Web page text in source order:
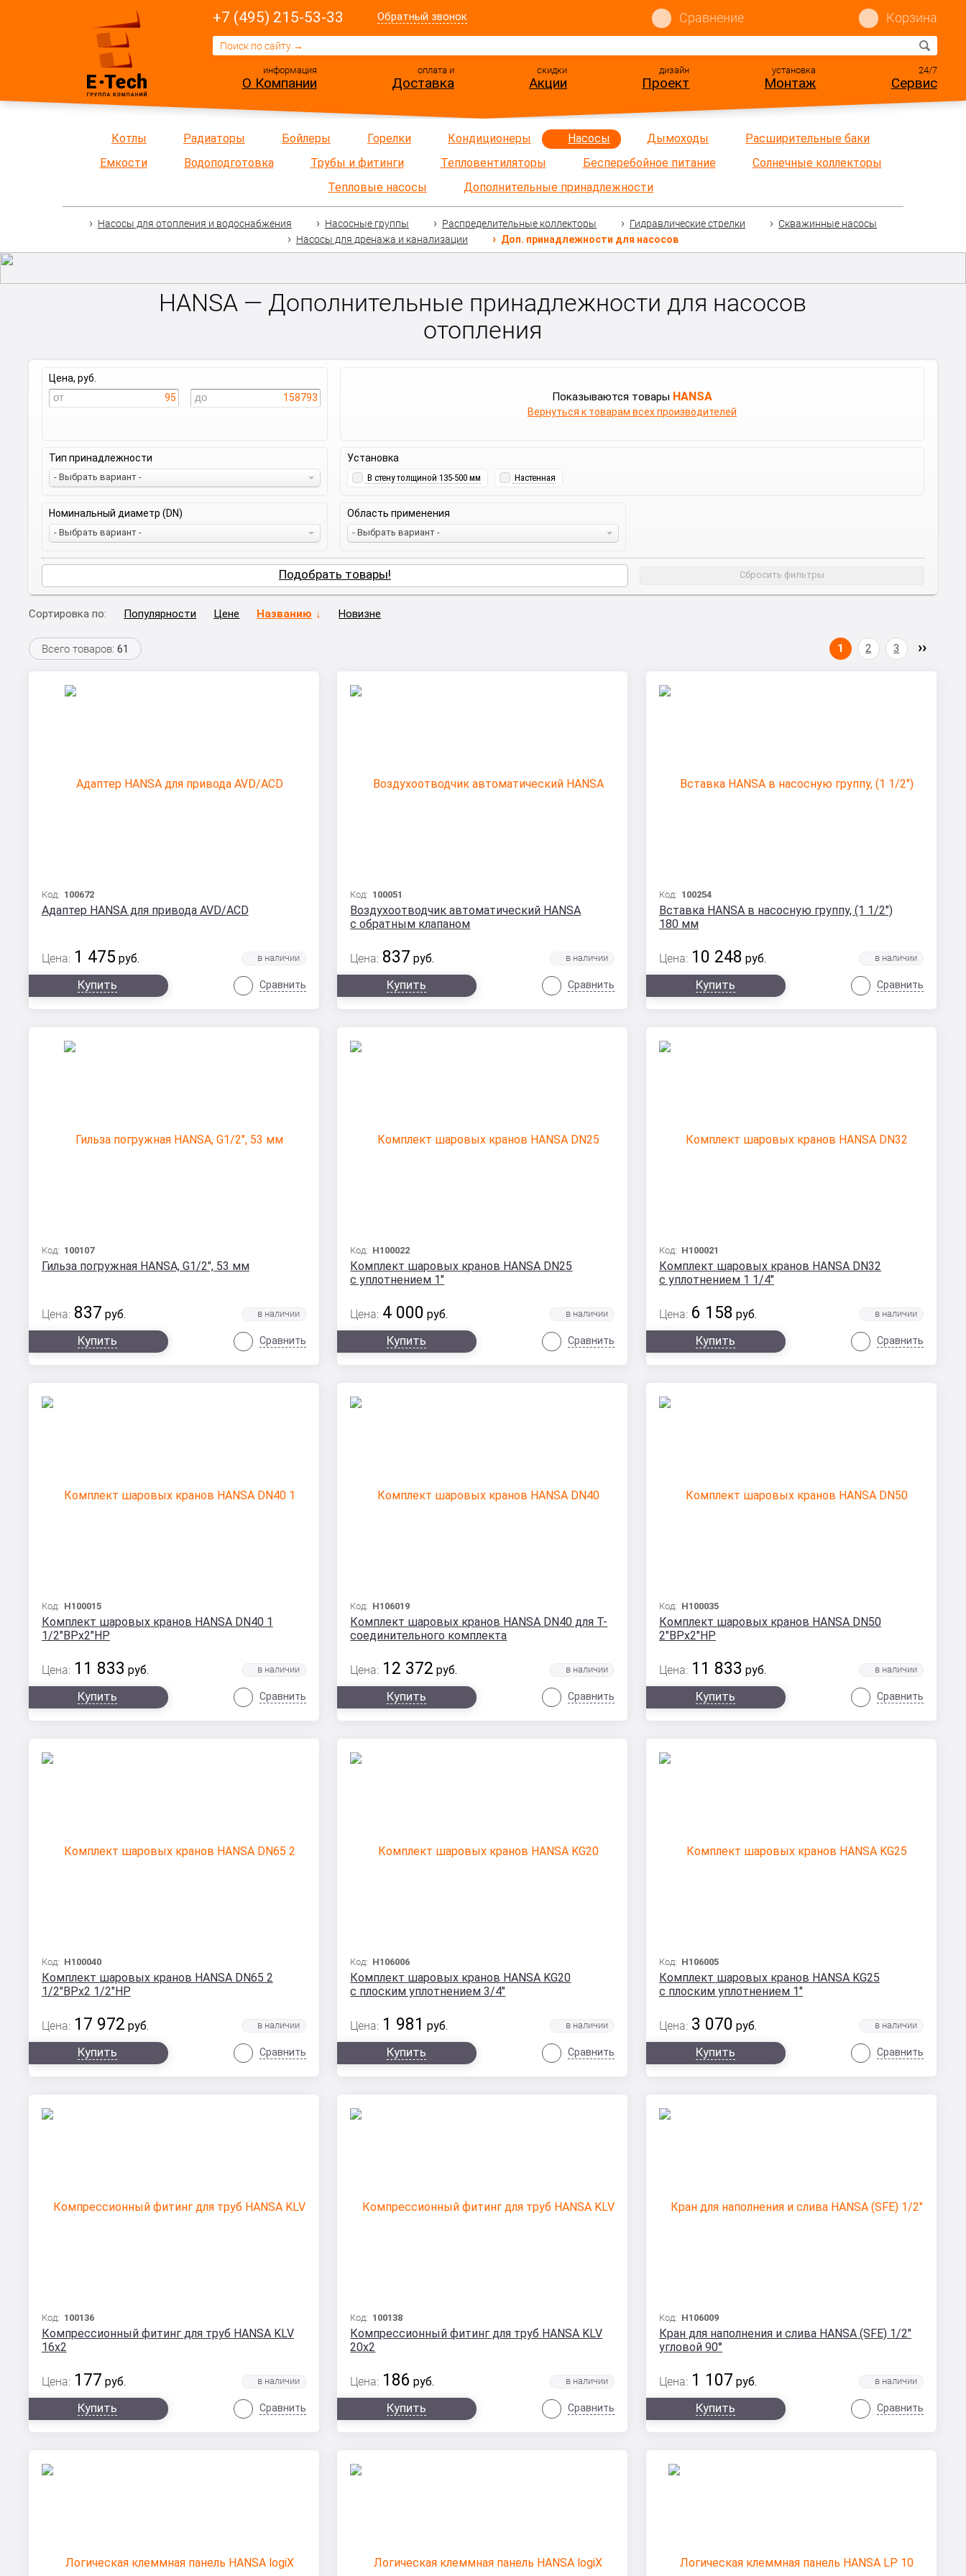
+7 (495) 215-53-33 Обратный звонок Сравнение Корзина
информация
О Компании
оплата и
Доставка
скидки
Акции
дизайн
Проект
установка
Монтаж
24/7
Сервис
Котлы Радиаторы Бойлеры Горелки Кондиционеры Насосы Дымоходы
Расширительные баки
Емкости
Водоподготовка Трубы и фитинги Тепловентиляторы Бесперебойное питание
Солнечные коллекторы
Тепловые насосы
Дополнительные принадлежности
Насосы для отопления и водоснабжения Насосные группы Распределительные коллекторы Гидравлические стрелки
Скважинные насосы
Насосы для дренажа и канализации
Доп. принадлежности для насосов
HANSA — Дополнительные принадлежности для насосов
отопления
Цена, руб.
95
158793 Показываются товары HANSA
Вернуться к товарам всех производителей
Тип принадлежности
- Выбрать вариант -
Установка
В стену толщиной 135-500 мм Настенная
Номинальный диаметр (DN)
- Выбрать вариант -
Область применения
- Выбрать вариант -
Подобрать товары! Сбросить фильтры
Сортировка по: Популярности Цене Названию Новизне
Всего товаров:61 1 2 3
Код: 100672
Адаптер HANSA для привода AVD/ACD
Цена: 1 475 руб.
Купить Сравнить
Код: 100051
Воздухоотводчик автоматический HANSA
с обратным клапаном
Цена: 837 руб.
Купить Сравнить
Код: 100254
Вставка HANSA в насосную группу, (1 1/2")
180 мм
Цена: 10 248 руб.
Купить Сравнить
Код: 100107
Гильза погружная HANSA, G1/2", 53 мм
Цена: 837 руб.
Купить Сравнить
Код: H100022
Комплект шаровых кранов HANSA DN25
с уплотнением 1"
Цена: 4 000 руб.
Купить Сравнить
Код: H100021
Комплект шаровых кранов HANSA DN32
с уплотнением 1 1/4"
Цена: 6 158 руб.
Купить Сравнить
Код: Н100015
Комплект шаровых кранов HANSA DN40 1
1/2"ВРx2"НР
Цена: 11 833 руб.
Купить Сравнить
Код: Н106019
Комплект шаровых кранов HANSA DN40 для Т-
соединительного комплекта
Цена: 12 372 руб.
Купить Сравнить
Код: Н100035
Комплект шаровых кранов HANSA DN50
2"ВРx2"НР
Цена: 11 833 руб.
Купить Сравнить
Код: Н100040
Комплект шаровых кранов HANSA DN65 2
1/2"ВРx2 1/2"НР
Цена: 17 972 руб.
Купить Сравнить
Код: H106006
Комплект шаровых кранов HANSA KG20
с плоским уплотнением 3/4"
Цена: 1 981 руб.
Купить Сравнить
Код: Н106005
Комплект шаровых кранов HANSA KG25
с плоским уплотнением 1"
Цена: 3 070 руб.
Купить Сравнить
Код: 100136
Компрессионный фитинг для труб HANSA KLV
16х2
Цена: 177 руб.
Купить Сравнить
Код: 100138
Компрессионный фитинг для труб HANSA KLV
20х2
Цена: 186 руб.
Купить Сравнить
Код: Н106009
Кран для наполнения и слива HANSA (SFE) 1/2"
угловой 90°
Цена: 1 107 руб.
Купить Сравнить